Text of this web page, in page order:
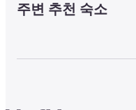
주변 추천 숙소